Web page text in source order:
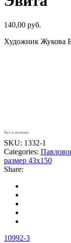
140,00 руб.
Художник Жукова
Нет в наличии
SKU: 1332-1
Categories:
размер 43х150
Share:
10992-3